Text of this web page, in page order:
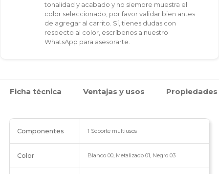
tonalidad y acabado y no siempre muestra el
color seleccionado, por favor validar bien antes
de agregar al carrito. Sí, tienes dudas con
respecto al color, escríbenos a nuestro
WhatsApp para asesorarte.
Ficha técnica Ventajas y usos Propiedades
Componentes 1 Soporte multiusos
Color Blanco 00, Metalizado 01, Negro 03